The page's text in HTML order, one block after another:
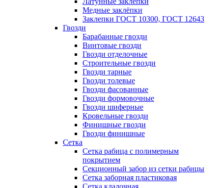
Медные заклёпки
Заклепки ГОСТ 10300, ГОСТ 12643
Гвозди
Барабанные гвозди
Винтовые гвозди
Гвозди отделочные
Строительные гвозди
Гвозди тарные
Гвозди толевые
Гвозди фасованные
Гвозди формовочные
Гвозди шиферные
Кровельные гвозди
Финишные гвозди
Гвозди финишные
Сетка
Сетка рабица с полимерным
покрытием
Секционный забор из сетки рабицы
Сетка заборная пластиковая
Сетка кладочная